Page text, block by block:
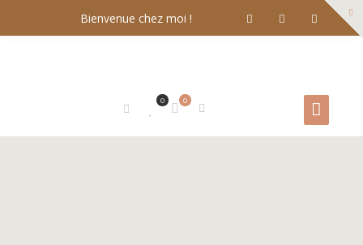
Bienvenue chez moi !
0
0